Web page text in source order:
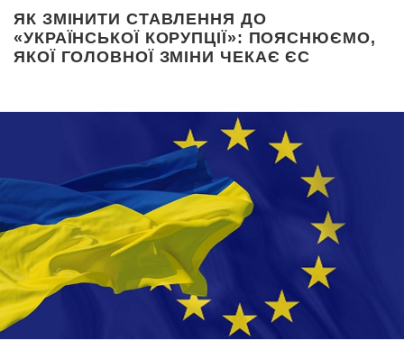
Долучитися
ЯК ЗМІНИТИ СТАВЛЕННЯ ДО
«УКРАЇНСЬКОЇ КОРУПЦІЇ»: ПОЯСНЮЄМО,
ЯКОЇ ГОЛОВНОЇ ЗМІНИ ЧЕКАЄ ЄС